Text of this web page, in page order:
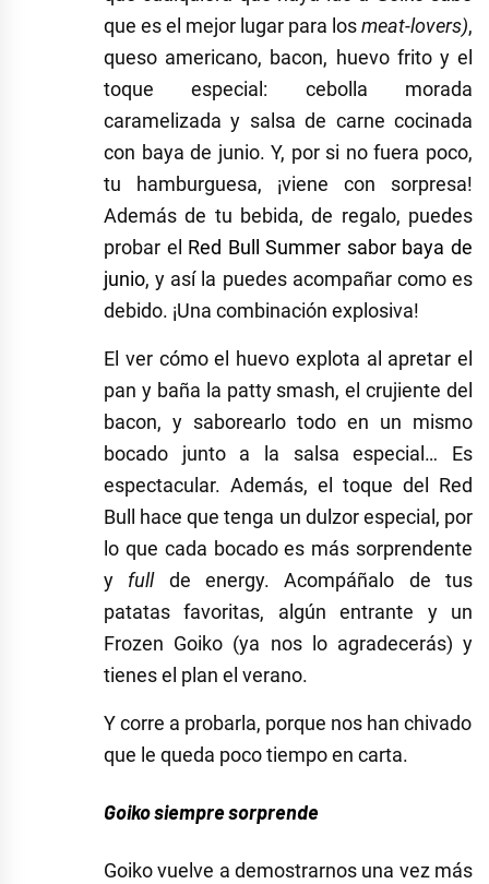
que es el mejor lugar para losmeat-lovers),
queso americano, bacon, huevo frito y el
toque especial: cebolla morada
caramelizada y salsa de carne cocinada
con baya de junio. Y, por si no fuera poco,
tu hamburguesa, ¡viene con sorpresa!
Además de tu bebida, de regalo, puedes
probar el Red Bull Summer sabor baya de
junio, y así la puedes acompañar como es
debido. ¡Una combinación explosiva!
El ver cómo el huevo explota al apretar el
pan y baña la patty smash, el crujiente del
bacon, y saborearlo todo en un mismo
bocado junto a la salsa especial… Es
espectacular. Además, el toque del Red
Bull hace que tenga un dulzor especial, por
lo que cada bocado es más sorprendente
y fullde energy. Acompáñalo de tus
patatas favoritas, algún entrante y un
Frozen Goiko (ya nos lo agradecerás) y
tienes el plan el verano.
Y corre a probarla, porque nos han chivado
que le queda poco tiempo en carta.
Goiko siempre sorprende
Goiko vuelve a demostrarnos una vez más